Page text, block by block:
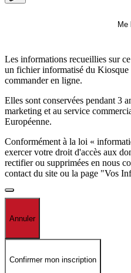
Me
Les informations recueillies sur
un fichier informatisé du Kiosque
commander en ligne.
Elles sont conservées pendant 3
marketing et au service
Européenne.
Conformément à la loi «
exercer votre droit d'accès aux
rectifier ou supprimées en nous
contact du site ou la page "Vos
Annuler
Confirmer mon inscription